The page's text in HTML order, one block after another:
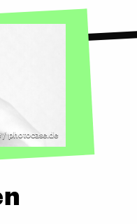
/ photocase.de